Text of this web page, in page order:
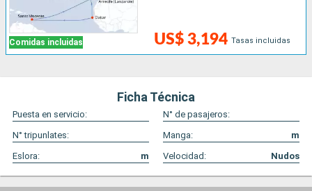
Comidas incluidas US$ 3,194 Tasas incluidas
Ficha Técnica
Puesta en servicio:
N° de pasajeros:
N° tripunlates:
Manga:
m
Eslora:
m Velocidad: Nudos